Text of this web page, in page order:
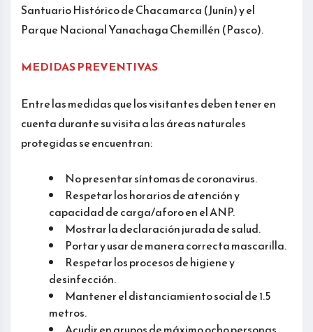
Santuario Histórico de Chacamarca (Junín) y el
Parque Nacional Yanachaga Chemillén (Pasco).
MEDIDAS PREVENTIVAS
Entre las medidas que los visitantes deben tener en
cuenta durante su visita a las áreas naturales
protegidas se encuentran:
No presentar síntomas de coronavirus.
Respetar los horarios de atención y
capacidad de carga/aforo en el ANP.
Mostrar la declaración jurada de salud.
Portar y usar de manera correcta mascarilla.
Respetar los procesos de higiene y
desinfección.
Mantener el distanciamiento social de 1.5
metros.